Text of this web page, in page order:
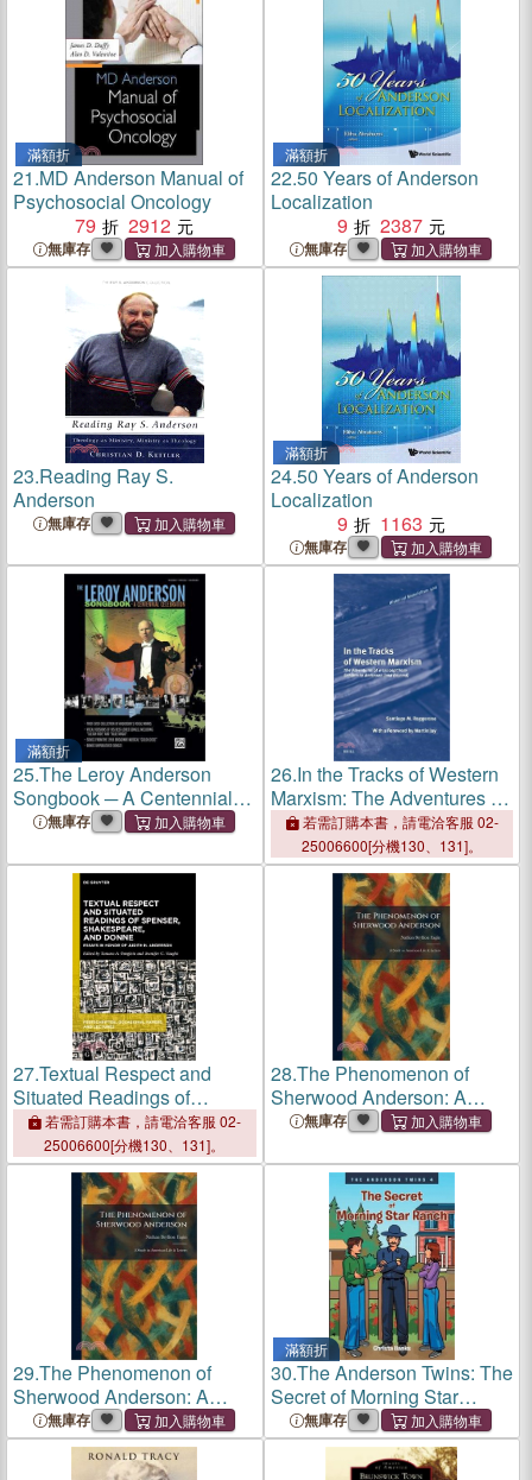
滿額折
21.MD Anderson Manual of
Psychosocial Oncology
79
2912
無庫存
滿額折
22.50 Years of Anderson
Localization
9
2387
無庫存
23.Reading Ray S.
Anderson
無庫存
滿額折
24.50 Years of Anderson
Localization
9
1163
無庫存
滿額折
25.The Leroy Anderson
Songbook ─ A Centennial
Celebration
無庫存
26.In the Tracks of Western
Marxism: The Adventures of
a Concept from Schifrin to
Anderson (and Beyond)
若需訂購本書，請電洽客服 02-
25006600[分機130、131]。
27.Textual Respect and
Situated Readings of
Spenser, Shakespeare, and
Donne: Essays in Honor of
Judith H. Anderson
若需訂購本書，請電洽客服 02-
25006600[分機130、131]。
28.The Phenomenon of
Sherwood Anderson: A
Study in American Life &
無庫存
29.The Phenomenon of
Sherwood Anderson: A
Study in American Life &
Letters
無庫存
滿額折
30.The Anderson Twins: The
Secret of Morning Star
Ranch無庫存